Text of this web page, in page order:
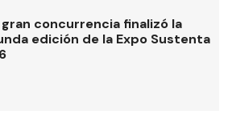
gran concurrencia finalizó la
edición de la Expo Sustenta